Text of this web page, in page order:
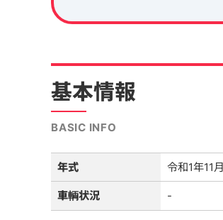
基本情報
BASIC INFO
年式 令和1年11月
車輌状況 -